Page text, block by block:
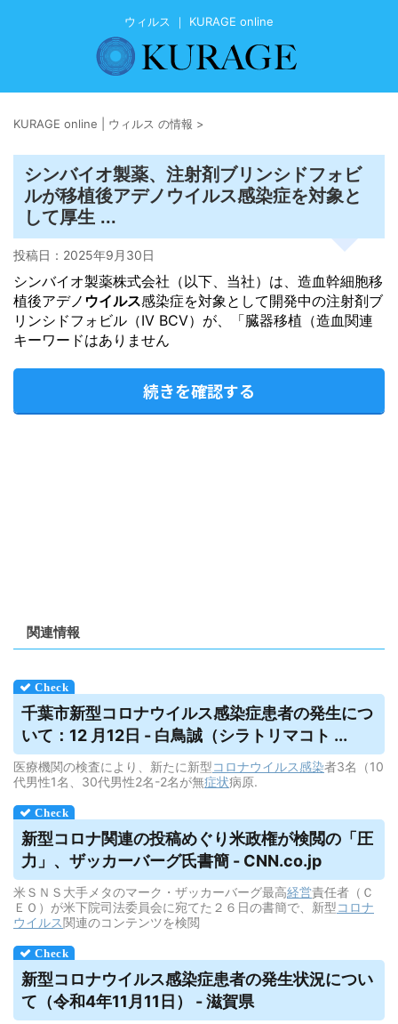
ウィルス ｜ KURAGE online
KURAGE online | ウィルス の情報 >
シンバイオ製薬、注射剤ブリンシドフォビ
ルが移植後アデノ ウイルス感染症を対象と
して厚生 ...
投稿日： 2025年9月30日
シンバイオ製薬株式会社（以下、当社）は、造血幹細胞移
植後アデノ ウイルス感染症を対象として開発中の注射剤ブ
リンシドフォビル（IV BCV）が、「臓器移植（造血関連
キーワードはありません
続きを確認する
関連情報
千葉市新型コロナウイルス感染症患者の発生につ
いて：12 月12日 - 白鳥誠（シラトリマコト ...
医療機関の検査により、新たに新型コロナウイルス感染者3名（10
代男性1名、30代男性2名-2名が無症状病原.
新型コロナ関連の投稿めぐり米政権が検閲の「圧
力」、ザッカーバーグ氏書簡 - CNN.co.jp
米ＳＮＳ大手メタのマーク・ザッカーバーグ最高経営責任者（Ｃ
ＥＯ）が米下院司法委員会に宛てた２６日の書簡で、新型コロナ
ウイルス関連のコンテンツを検閲
新型コロナウイルス感染症患者の発生状況につい
て（令和4年11月11日） - 滋賀県